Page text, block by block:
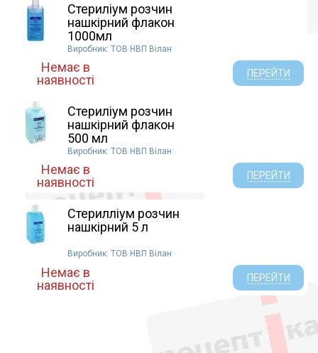
Стериліум розчин
нашкірний флакон
1000мл
Виробник: ТОВ НВП Вілан
Немає в
наявності
ПЕРЕЙТИ
Стериліум розчин
нашкірний флакон
500 мл
Виробник: ТОВ НВП Вілан
Немає в
наявності
ПЕРЕЙТИ
Стерилліум розчин
нашкірний 5 л
Виробник: ТОВ НВП Вілан
Немає в
наявності
ПЕРЕЙТИ